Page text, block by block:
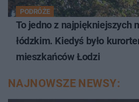
PODRÓŻE
To jedno z najpiękniejszych
łódzkim. Kiedyś było
mieszkańców Łodzi
NAJNOWSZE NEWSY: